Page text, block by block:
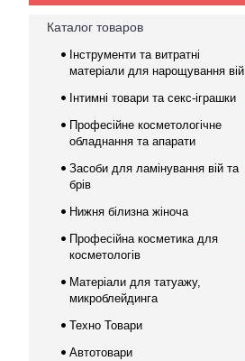
Каталог товаров
Інструменти та витратні
матеріали для нарощування вій
Інтимні товари та секс-іграшки
Професійне косметологічне
обладнання та апарати
Засоби для ламінування вій та
брів
Нижня білизна жіноча
Професійна косметика для
косметологів
Матеріали для татуажу,
микроблейдинга
Техно Товари
Автотовари